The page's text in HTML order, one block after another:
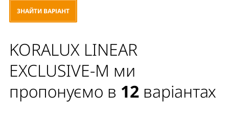
ЗНАЙТИ ВАРІАНТ
KORALUX LINEAR
EXCLUSIVE-M ми
пропонуємо в 12 варіантах